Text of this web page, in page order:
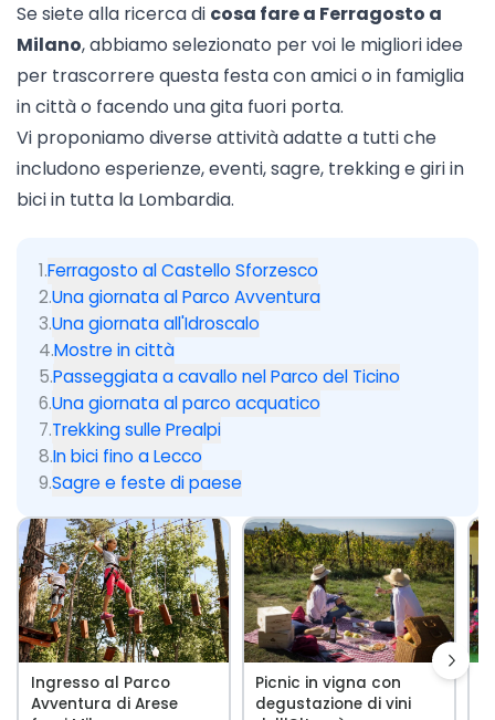
Se siete alla ricerca di cosa fare a Ferragosto a
Milano, abbiamo selezionato per voi le migliori idee
per trascorrere questa festa con amici o in famiglia
in città o facendo unagita fuori porta.
Vi proponiamo diverse attività adatte a tutti che
includono esperienze, eventi, sagre, trekking e giri in
bici in tutta la Lombardia.
1.Ferragosto al Castello Sforzesco
2.Una giornata al Parco Avventura
3.Una giornata all'Idroscalo
4.Mostre in città
5.Passeggiata a cavallo nel Parco del Ticino
6.Una giornata al parco acquatico
7.Trekking sulle Prealpi
8.In bici fino a Lecco
9.Sagre e feste di paese
Ingresso al Parco
Avventura di Arese
Picnic in vigna con
degustazione di vini